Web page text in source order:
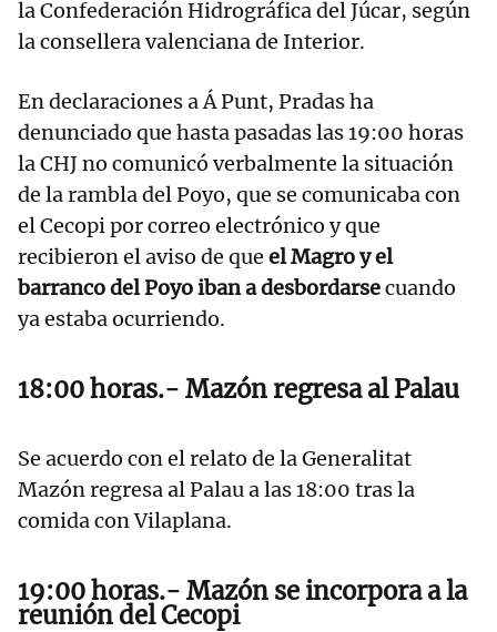
la Confederación Hidrográfica del Júcar, según
la consellera valenciana de Interior.
En declaraciones a Á Punt, Pradas ha
denunciado que hasta pasadas las 19:00 horas
la CHJ no comunicó verbalmente la situación
de la rambla del Poyo, que se comunicaba con
el Cecopi por correo electrónico y que
recibieron el aviso de que el Magro y el
barranco del Poyo iban a desbordarsecuando
ya estaba ocurriendo.
18:00 horas.- Mazón regresa al Palau
Se acuerdo con el relato de la Generalitat
Mazón regresa al Palau a las 18:00 tras la
comida con Vilaplana.
19:00 horas.- Mazón se incorpora a la
reunión del Cecopi